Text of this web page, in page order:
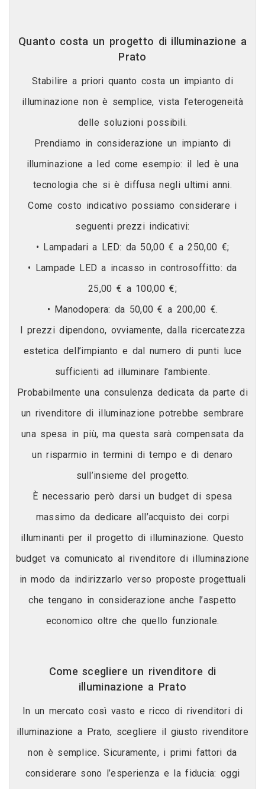
Quanto costa un progetto di illuminazione a
Prato
Stabilire a priori quanto costa un impianto di
illuminazione non è semplice, vista l’eterogeneità
delle soluzioni possibili.
Prendiamo in considerazione un impianto di
illuminazione a led come esempio: il led è una
tecnologia che si è diffusa negli ultimi anni.
Come costo indicativo possiamo considerare i
seguenti prezzi indicativi:
• Lampadari a LED: da 50,00 € a 250,00 €;
• Lampade LED a incasso in controsoffitto: da
25,00 € a 100,00 €;
• Manodopera: da 50,00 € a 200,00 €.
I prezzi dipendono, ovviamente, dalla ricercatezza
estetica dell’impianto e dal numero di punti luce
sufficienti ad illuminare l’ambiente.
Probabilmente una consulenza dedicata da parte di
un rivenditore di illuminazione potrebbe sembrare
una spesa in più, ma questa sarà compensata da
un risparmio in termini di tempo e di denaro
sull’insieme del progetto.
È necessario però darsi un budget di spesa
massimo da dedicare all’acquisto dei corpi
illuminanti per il progetto di illuminazione. Questo
budget va comunicato al rivenditore di illuminazione
in modo da indirizzarlo verso proposte progettuali
che tengano in considerazione anche l’aspetto
economico oltre che quello funzionale.
Come scegliere un rivenditore di
illuminazione a Prato
In un mercato così vasto e ricco di rivenditori di
illuminazione a Prato, scegliere il giusto rivenditore
non è semplice. Sicuramente, i primi fattori da
considerare sono l’esperienza e la fiducia: oggi